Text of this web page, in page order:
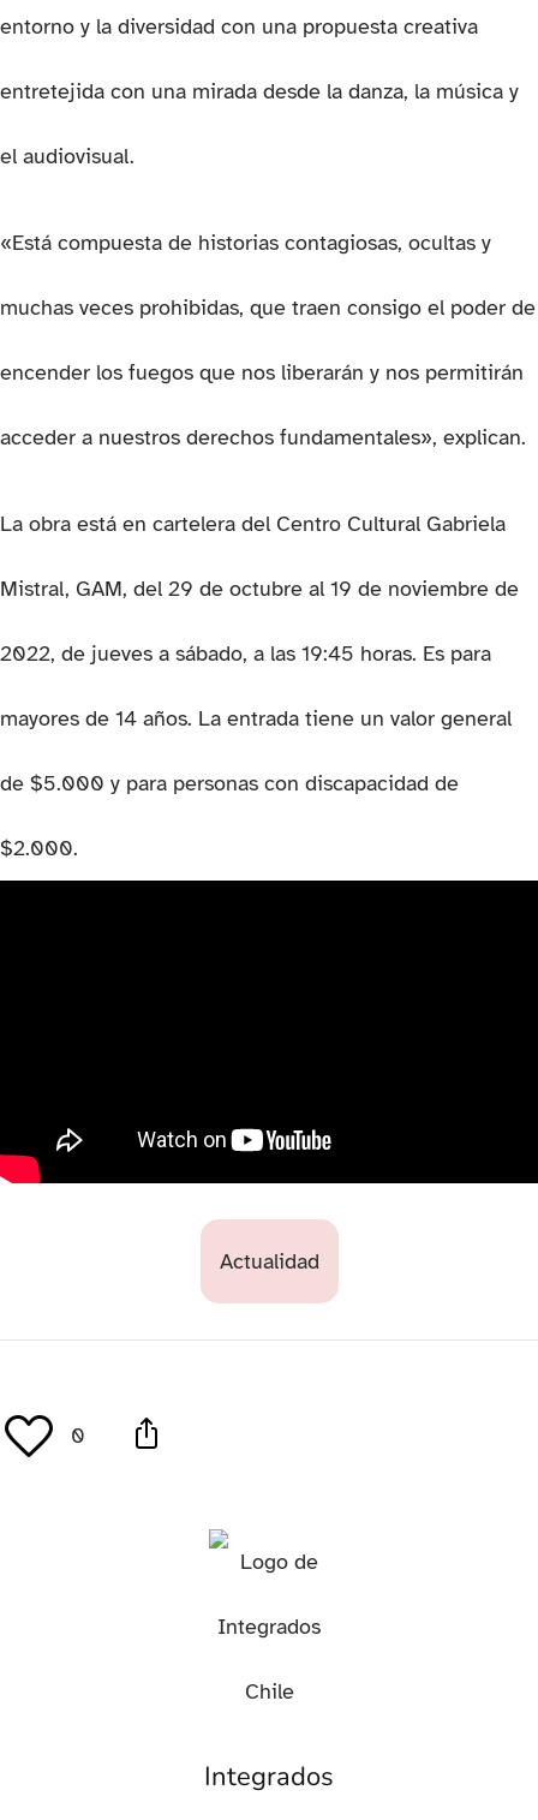
entorno y la diversidad con una propuesta creativa
entretejida con una mirada desde la danza, la música y
el audiovisual.
«Está compuesta de historias contagiosas, ocultas y
muchas veces prohibidas, que traen consigo el poder de
encender los fuegos que nos liberarán y nos permitirán
acceder a nuestros derechos fundamentales», explican.
La obra está en cartelera del Centro Cultural Gabriela
Mistral, GAM, del 29 de octubre al 19 de noviembre de
2022, de jueves a sábado, a las 19:45 horas. Es para
mayores de 14 años. La entrada tiene un valor general
de $5.000 y para personas con discapacidad de
$2.000.
Actualidad
0
Integrados